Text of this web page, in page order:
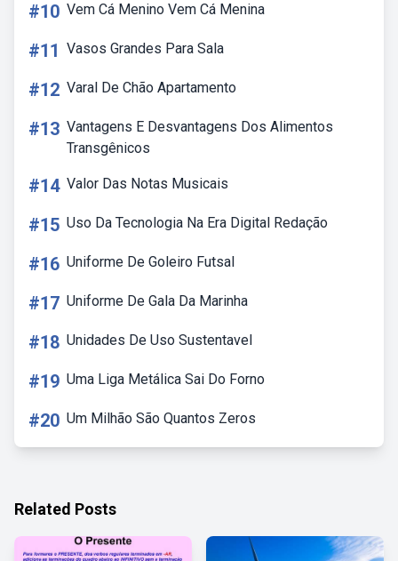
#10 Vem Cá Menino Vem Cá Menina
#11 Vasos Grandes Para Sala
#12 Varal De Chão Apartamento
#13 Vantagens E Desvantagens Dos Alimentos
Transgênicos
#14 Valor Das Notas Musicais
#15 Uso Da Tecnologia Na Era Digital Redação
#16 Uniforme De Goleiro Futsal
#17 Uniforme De Gala Da Marinha
#18 Unidades De Uso Sustentavel
#19 Uma Liga Metálica Sai Do Forno
#20 Um Milhão São Quantos Zeros
Related Posts